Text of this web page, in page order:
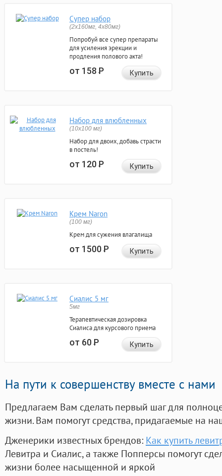
Супер набор
(2х160мг, 4х80мг)
Попробуй все супер препараты
для усиления эрекции и
продления полового акта!
от 158Р Купить
Набор для влюбленных
(10х100 мг)
Набор для двоих, добавь страсти
в постель!
от 120Р Купить
Крем Naron
(100 мг)
Крем для сужения влагалища
от 1500Р Купить
Сиалис 5 мг
5мг
Терапевтическая дозировка
Сиалиса для курсового приема
от 60Р Купить
На пути к совершенству вместе с нами
Предлагаем Вам сделать первый шаг для
жизни. Вам помогут средства, придагаемые на
Дженерики известных брендов: Как купить
Левитра и Сиалис, а также Попперсы помогут
жизни более насыщенной и яркой